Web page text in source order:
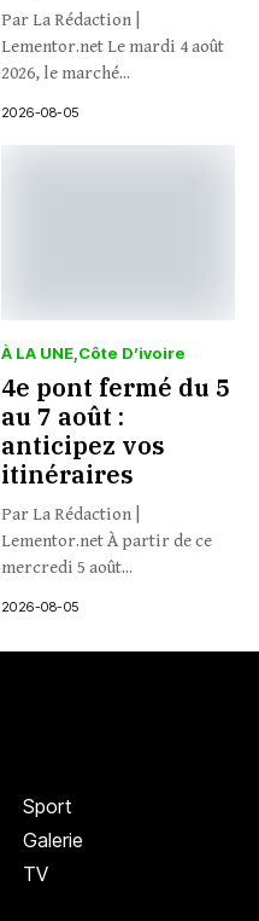
Par La Rédaction |
Lementor.net Le mardi 4 août
2026, le marché...
2026-08-05
À LA UNE Côte D’ivoire
4e pont fermé du 5
au 7 août :
anticipez vos
itinéraires
Par La Rédaction |
Lementor.net À partir de ce
mercredi 5 août...
2026-08-05
Sport
Galerie
TV